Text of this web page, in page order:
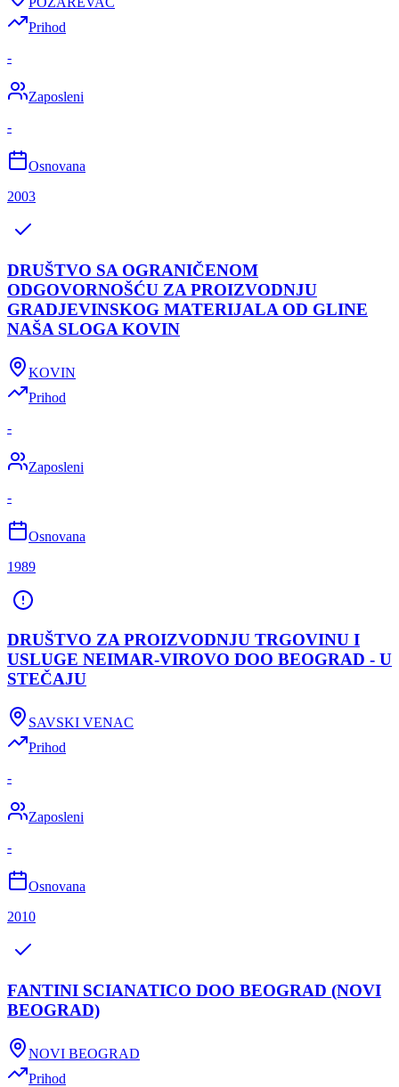
Prihod
-
Zaposleni
-
Osnovana
2003
DRUŠTVO SA OGRANIČENOM
ODGOVORNOŠĆU ZA PROIZVODNJU
GRADJEVINSKOG MATERIJALA OD GLINE
NAŠA SLOGA KOVIN
KOVIN
Prihod
-
Zaposleni
-
Osnovana
1989
DRUŠTVO ZA PROIZVODNJU TRGOVINU I
USLUGE NEIMAR-VIROVO DOO BEOGRAD - U
STEČAJU
SAVSKI VENAC
Prihod
-
Zaposleni
-
Osnovana
2010
FANTINI SCIANATICO DOO BEOGRAD (NOVI
BEOGRAD)
NOVI BEOGRAD
Prihod